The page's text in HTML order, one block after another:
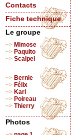
Contacts
Fiche technique
Le groupe
Mimose
Paquito
Scalpel
Bernie
Félix
Karl
Poireau
Thierry
Photos